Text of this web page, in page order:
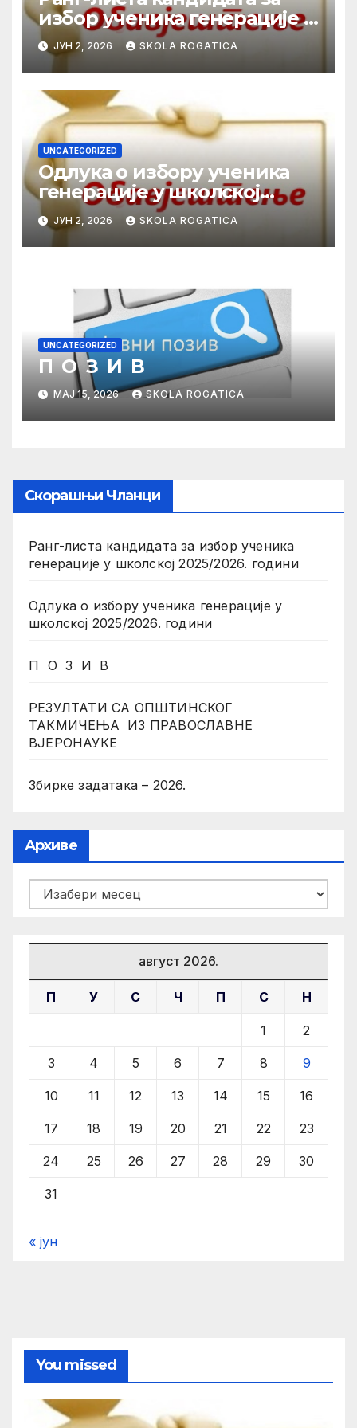
избор ученика генерације у
школској 2025/2026. години
ЈУН 2, 2026 SKOLA ROGATICA
UNCATEGORIZED
Одлука о избору ученика
генерације у школској
2025/2026. години
ЈУН 2, 2026 SKOLA ROGATICA
UNCATEGORIZED
П О З И В
МАЈ 15, 2026 SKOLA ROGATICA
Скорашњи Чланци
Ранг-листа кандидата за избор ученика
генерације у школској 2025/2026. години
Одлука о избору ученика генерације у
школској 2025/2026. години
П О З И В
РЕЗУЛТАТИ СА ОПШТИНСКОГ
ТАКМИЧЕЊА ИЗ ПРАВОСЛАВНЕ
ВЈЕРОНАУКЕ
Збирке задатака – 2026.
Архиве
Архиве
август 2026.
П У С Ч П С Н
1 2
3 4 5 6 7 8 9
10 11 12 13 14 15 16
17 18 19 20 21 22 23
24 25 26 27 28 29 30
31
« јун
You missed